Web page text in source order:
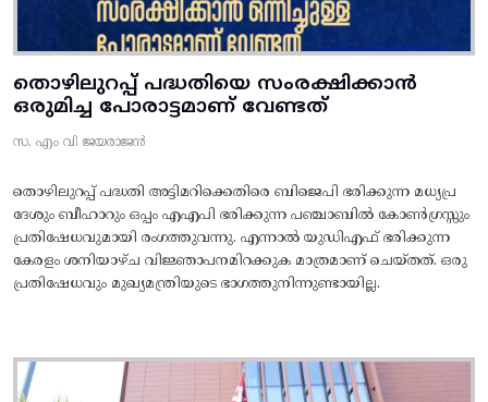
തൊഴിലുറപ്പ് പദ്ധതിയെ സംരക്ഷിക്കാൻ
ഒരുമിച്ച പോരാട്ടമാണ് വേണ്ടത്
സ. എം വി ജയരാജൻ
തൊഴിലുറപ്പ് പദ്ധതി അട്ടിമറിക്കെതിരെ ബിജെപി ഭരിക്കുന്ന മധ്യപ്ര
ദേശും ബീഹാറും ഒപ്പം എഎപി ഭരിക്കുന്ന പഞ്ചാബിൽ കോൺഗ്രസ്സും
പ്രതിഷേധവുമായി രംഗത്തുവന്നു. എന്നാൽ യുഡിഎഫ് ഭരിക്കുന്ന
കേരളം ശനിയാഴ്ച വിജ്ഞാപനമിറക്കുക മാത്രമാണ് ചെയ്തത്. ഒരു
പ്രതിഷേധവും മുഖ്യമന്ത്രിയുടെ ഭാഗത്തുനിന്നുണ്ടായില്ല.